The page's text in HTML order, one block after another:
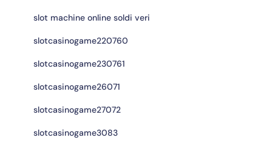
slot machine online soldi veri
slotcasinogame220760
slotcasinogame230761
slotcasinogame26071
slotcasinogame27072
slotcasinogame3083